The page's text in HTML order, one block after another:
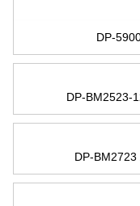
DP-
DP-BM2523-
DP-